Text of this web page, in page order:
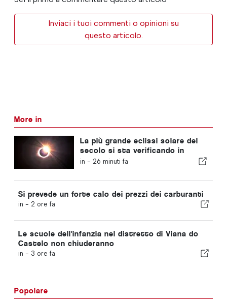
Inviaci i tuoi commenti o opinioni su
questo articolo.
More in
La più grande eclissi solare del
secolo si sta verificando in
Portogallo
in - 26 minuti fa
Si prevede un forte calo dei prezzi dei carburanti
in - 2 ore fa
Le scuole dell'infanzia nel distretto di Viana do
Castelo non chiuderanno
in - 3 ore fa
Popolare